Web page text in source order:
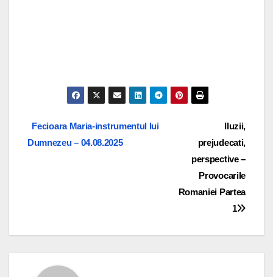
Navigare
Iluzii,
prejudecati,
perspective –
Provocarile
Romaniei Partea
1
Fecioara Maria-instrumentul lui
Dumnezeu – 04.08.2025